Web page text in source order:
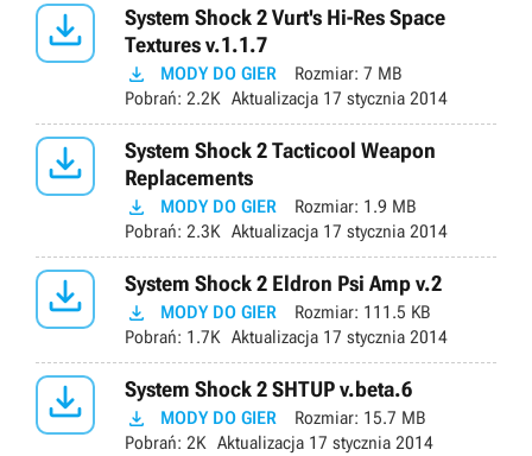

System Shock 2 Vurt's Hi-Res Space
Textures v.1.1.7
 MODY DO GIER Rozmiar: 7 MB
Pobrań: 2.2K Aktualizacja 17 stycznia 2014

System Shock 2 Tacticool Weapon
Replacements
 MODY DO GIER Rozmiar: 1.9 MB
Pobrań: 2.3K Aktualizacja 17 stycznia 2014
 System Shock 2 Eldron Psi Amp v.2
 MODY DO GIER Rozmiar: 111.5 KB
Pobrań: 1.7K Aktualizacja 17 stycznia 2014
 System Shock 2 SHTUP v.beta.6
 MODY DO GIER Rozmiar: 15.7 MB
Pobrań: 2K Aktualizacja 17 stycznia 2014